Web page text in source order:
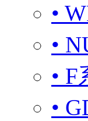
•
•
• F
•